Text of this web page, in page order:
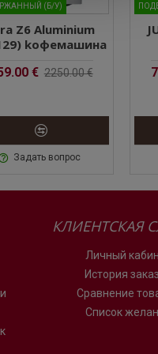
(Б/У)
Z6 Aluminium
kофемашина
€ 2250.00 €
Задать вопрос
функций и
КЛИЕНТСКАЯ
Личный
История
Сравнение
Список